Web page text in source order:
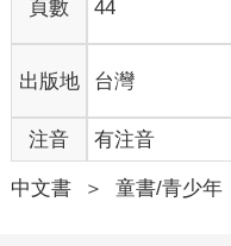
頁數 44
出版地 台灣
注音 有注音
中文書 ＞ 童書/青少年